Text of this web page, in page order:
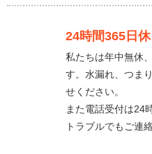
24時間365日
私たちは年中無休
す。水漏れ、つま
せください。
また電話受付は24
トラブルでもご連